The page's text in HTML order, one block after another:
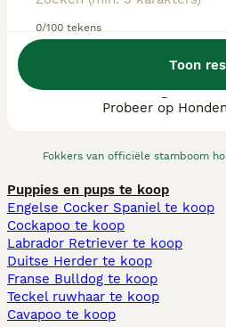
0/100 tekens
Toon
Fokkers van officiële stamboom
We hebben 0 Cane
Probeer op
Puppies en pups te koop
Engelse Cocker Spaniel te koop
Cockapoo te koop
Labrador Retriever te koop
Duitse Herder te koop
Franse Bulldog te koop
Teckel ruwhaar te koop
Cavapoo te koop